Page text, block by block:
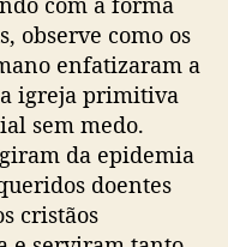
observe como os
enfatizaram a
igreja primitiva
sem medo.
da epidemia
doentes
cristãos